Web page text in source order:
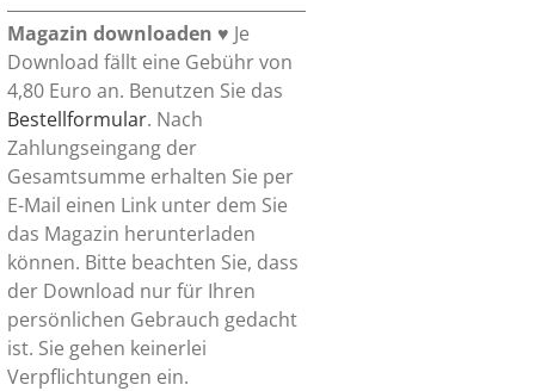
Magazin downloaden ♥ Je
Download fällt eine Gebühr von
4,80 Euro an. Benutzen Sie das
Bestellformular. Nach
Zahlungseingang der
Gesamtsumme erhalten Sie per
E-Mail einen Link unter dem Sie
das Magazin herunterladen
können. Bitte beachten Sie, dass
der Download nur für Ihren
persönlichen Gebrauch gedacht
ist. Sie gehen keinerlei
Verpflichtungen ein.